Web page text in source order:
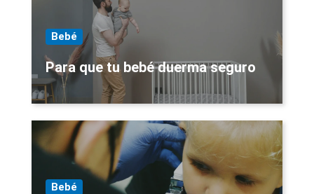
Bebé
Para que tu bebé duerma seguro
Bebé